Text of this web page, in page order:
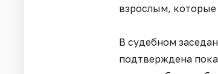
взрослым, которые
В судебном
подтверждена